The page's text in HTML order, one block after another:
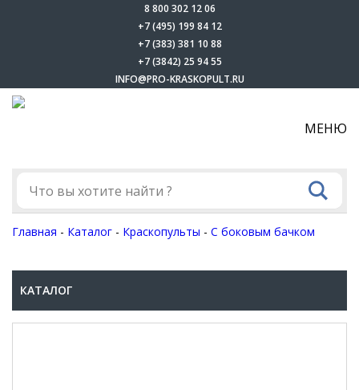
8 800 302 12 06
+7 (495) 199 84 12
+7 (383) 381 10 88
+7 (3842) 25 94 55
INFO@PRO-KRASKOPULT.RU
МЕНЮ
Главная - Каталог - Краскопульты - С боковым бачком
КАТАЛОГ